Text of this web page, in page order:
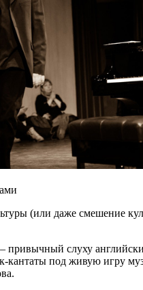
(или даже смешение
слуху
кантаты под живую игру